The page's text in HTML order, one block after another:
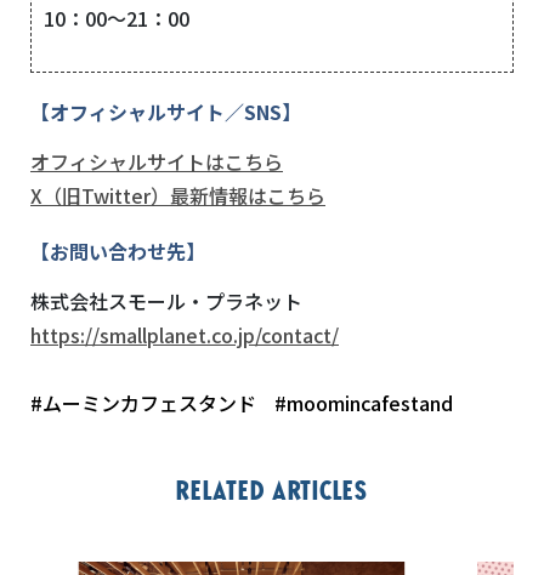
10：00～21：00
【オフィシャルサイト／SNS】
オフィシャルサイトはこちら
X（旧Twitter）最新情報はこちら
【お問い合わせ先】
株式会社スモール・プラネット
https://smallplanet.co.jp/contact/
#ムーミンカフェスタンド #moomincafestand
Related articles